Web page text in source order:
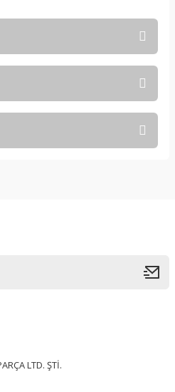
görüntülenemiyor.
olmalı.
LTD. ŞTİ.